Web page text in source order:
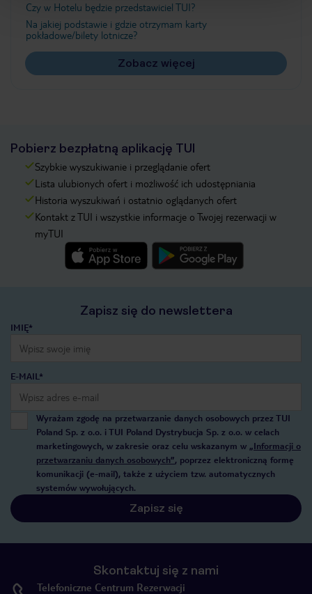
Czy w Hotelu będzie przedstawiciel TUI?
Na jakiej podstawie i gdzie otrzymam karty
pokładowe/bilety lotnicze?
Zobacz więcej
Pobierz bezpłatną aplikację TUI
Szybkie wyszukiwanie i przeglądanie ofert
Lista ulubionych ofert i możliwość ich udostępniania
Historia wyszukiwań i ostatnio oglądanych ofert
Kontakt z TUI i wszystkie informacje o Twojej rezerwacji w
myTUI
Zapisz się do newslettera
IMIĘ*
E-MAIL*
Wyrażam zgodę na przetwarzanie danych osobowych przez TUI
Poland Sp. z o.o. i TUI Poland Dystrybucja Sp. z o.o. w celach
marketingowych, w zakresie oraz celu wskazanym w „Informacji o
przetwarzaniu danych osobowych”, poprzez elektroniczną formę
komunikacji (e-mail), także z użyciem tzw. automatycznych
systemów wywołujących.
Zapisz się
Skontaktuj się z nami
Telefoniczne Centrum Rezerwacji